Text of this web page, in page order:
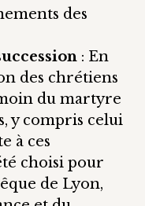
des
: En
des chrétiens
du martyre
y compris celui
à ces
choisi pour
de Lyon,